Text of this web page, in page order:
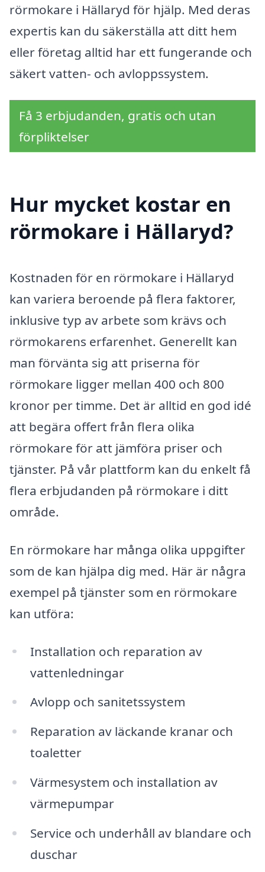
rörmokare i Hällaryd för hjälp. Med deras
expertis kan du säkerställa att ditt hem
eller företag alltid har ett fungerande och
säkert vatten- och avloppssystem.
Få 3 erbjudanden, gratis och utan
förpliktelser
Hur mycket kostar en
rörmokare i Hällaryd?
Kostnaden för en rörmokare i Hällaryd
kan variera beroende på flera faktorer,
inklusive typ av arbete som krävs och
rörmokarens erfarenhet. Generellt kan
man förvänta sig att priserna för
rörmokare ligger mellan 400 och 800
kronor per timme. Det är alltid en god idé
att begära offert från flera olika
rörmokare för att jämföra priser och
tjänster. På vår plattform kan du enkelt få
flera erbjudanden på rörmokare i ditt
område.
En rörmokare har många olika uppgifter
som de kan hjälpa dig med. Här är några
exempel på tjänster som en rörmokare
kan utföra:
Installation och reparation av
vattenledningar
Avlopp och sanitetssystem
Reparation av läckande kranar och
toaletter
Värmesystem och installation av
värmepumpar
Service och underhåll av blandare och
duschar